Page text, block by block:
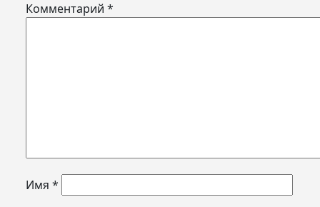
Комментарий *
Имя *